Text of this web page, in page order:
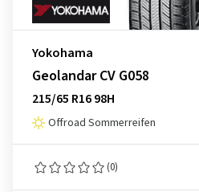
Yokohama
Geolandar CV G058
215/65 R16 98H
Offroad Sommerreifen
(0)